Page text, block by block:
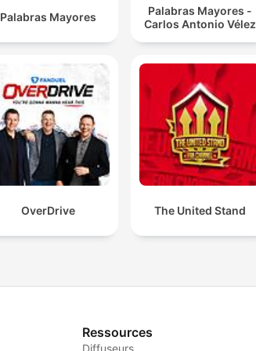
Palabras Mayores
Palabras Mayores -
Carlos Antonio Vélez
OverDrive The United Stand
Ressources
Diffuseurs